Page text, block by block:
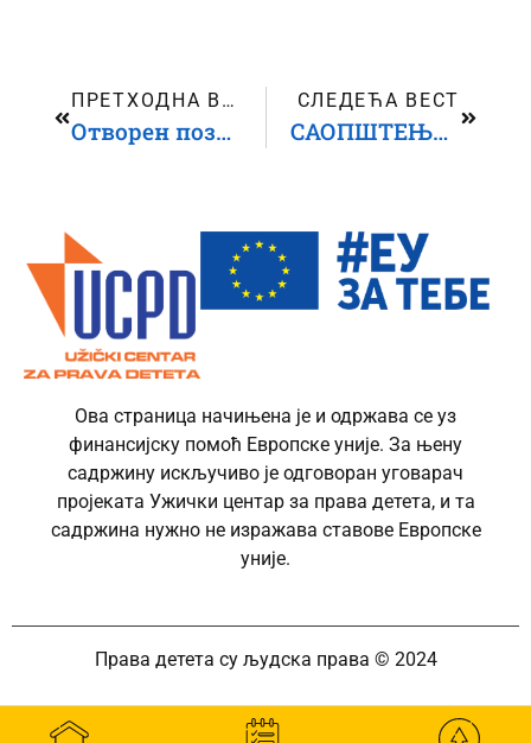
ПРЕТХОДНА ВЕСТ
Отворен позив за донације „мрежни пројекти” у области права детета – 2026.
СЛЕДЕЋА ВЕСТ
САОПШТЕЊЕ ЗА ЈАВНОСТ Поводом поступања Пете београдске гимназије према ученику
Ова страница начињена је и одржава се уз
финансијску помоћ Европске уније. За њену
садржину искључиво је одговоран уговарач
пројеката Ужички центар за права детета, и та
садржина нужно не изражава ставове Европске
уније.
Права детета су људска права © 2024